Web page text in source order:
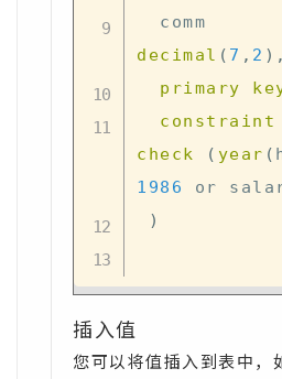
decimal ( 7 , 2 ) ,
primary
constraint
check
( year (
1986
or
)
插入值
您可以将值插入到表中，